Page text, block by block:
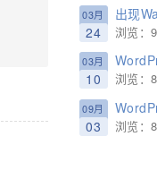
03月
24
出现
浏览：
03月
10
WordPress
浏览：
09月
03 浏览：